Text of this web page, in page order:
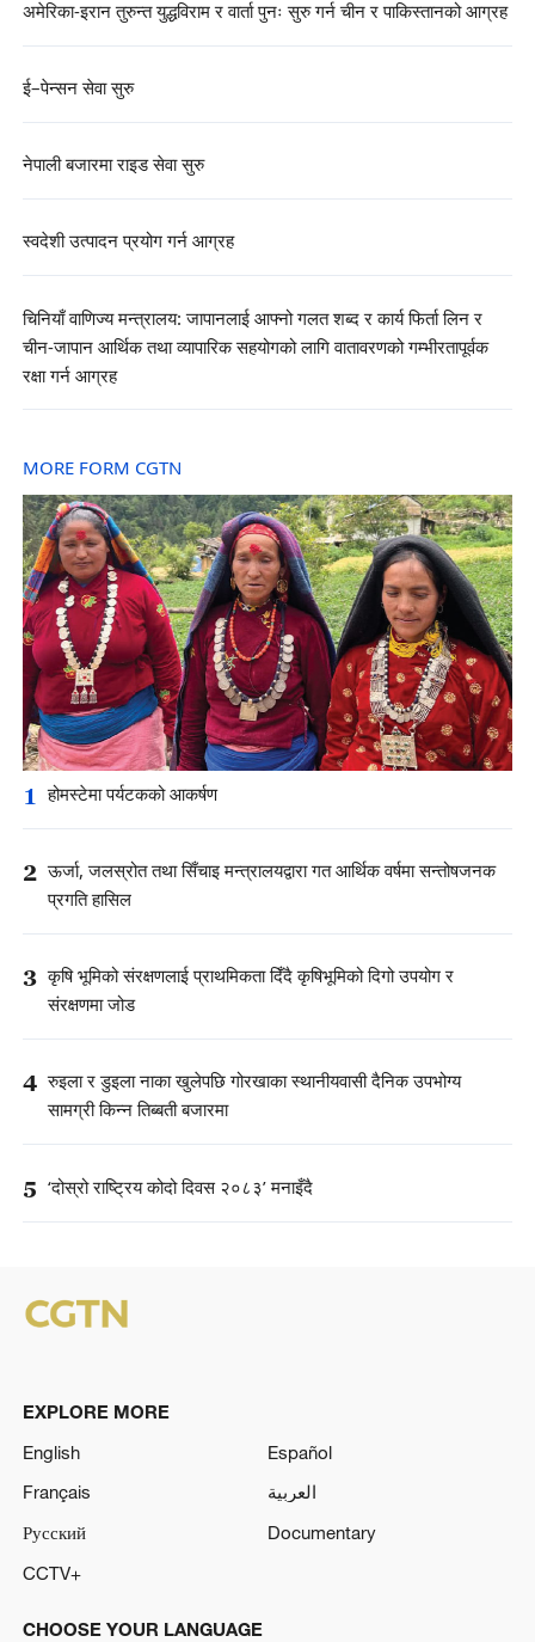
अमेरिका-इरान तुरुन्त युद्धविराम र वार्ता पुनः सुरु गर्न चीन र पाकिस्तानको आग्रह
ई–पेन्सन सेवा सुरु
नेपाली बजारमा राइड सेवा सुरु
स्वदेशी उत्पादन प्रयोग गर्न आग्रह
चिनियाँ वाणिज्य मन्त्रालय: जापानलाई आफ्नो गलत शब्द र कार्य फिर्ता लिन र
चीन-जापान आर्थिक तथा व्यापारिक सहयोगको लागि वातावरणको गम्भीरतापूर्वक
रक्षा गर्न आग्रह
MORE FORM CGTN
1 होमस्टेमा पर्यटकको आकर्षण
2 ऊर्जा, जलस्रोत तथा सिँचाइ मन्त्रालयद्वारा गत आर्थिक वर्षमा सन्तोषजनक
प्रगति हासिल
3 कृषि भूमिको संरक्षणलाई प्राथमिकता दिँदै कृषिभूमिको दिगो उपयोग र
संरक्षणमा जोड
4 रुइला र डुइला नाका खुलेपछि गोरखाका स्थानीयवासी दैनिक उपभोग्य
सामग्री किन्न तिब्बती बजारमा
5 ‘दोस्रो राष्ट्रिय कोदो दिवस २०८३’ मनाइँदै
EXPLORE MORE
English
Español
Français
العربية
Русский
Documentary
CCTV+
CHOOSE YOUR LANGUAGE